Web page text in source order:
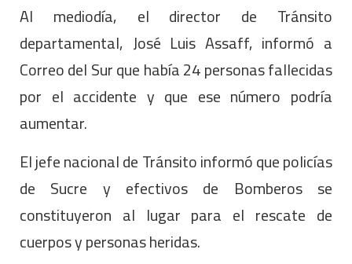
Al mediodía, el director de Tránsito
departamental, José Luis Assaff, informó a
Correo del Sur que había 24 personas fallecidas
por el accidente y que ese número podría
aumentar.
El jefe nacional de Tránsito informó que policías
de Sucre y efectivos de Bomberos se
constituyeron al lugar para el rescate de
cuerpos y personas heridas.